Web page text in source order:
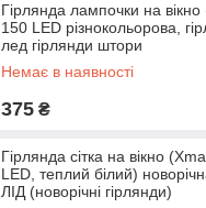
Гірлянда лампочки на
150 LED різнокольорова,
лед гірлянди штори
Немає в наявності
375 ₴
Гірлянда сітка на вікно
LED, теплий білий)
ЛІД (новорічні гірлянди)